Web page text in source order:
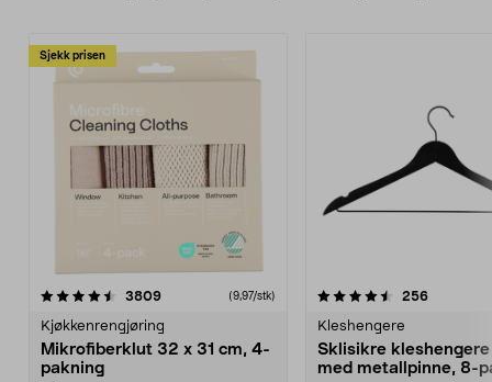
Sjekk prisen
3809anmeldelser(9,97/stk)
Kjøkkenrengjøring
Mikrofiberklut 32 x 31 cm, 4-
pakning
4.5av 5 stjerner 256
Kleshengere
Sklisikre
med metallpinne, 8-
4.5av 5 stjerner